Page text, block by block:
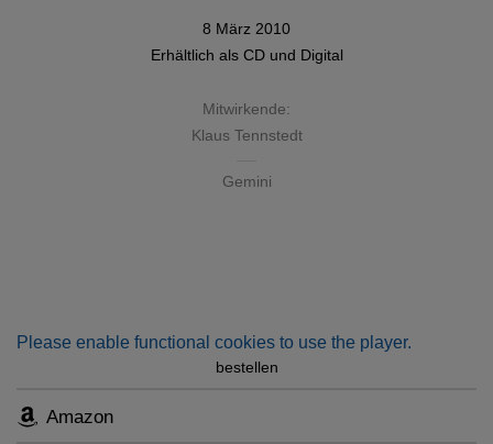
8 März 2010
Erhältlich als CDund Digital
Mitwirkende:
Klaus Tennstedt
Gemini
Please enable functional cookies to use the player.
bestellen
Amazon